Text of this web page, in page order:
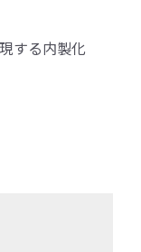
する内製化